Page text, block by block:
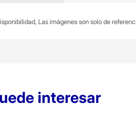
Las imágenes son solo de
interesar